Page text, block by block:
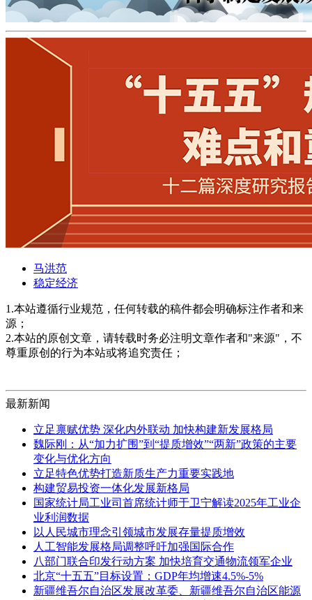
马洪范
稳定经济
1.本站遵循行业规范，任何转载的稿件都会明确标注作者和来
源；
2.本站的原创文章，请转载时务必注明文章作者和"来源"，不
尊重原创的行为本站或将追究责任；
最新新闻
立足禀赋优势 深化内外联动 加快构建新发展格局
魏际刚：从“加力扩围”到“提质增效”“两新”政策的主要
变化与优化方向
立足特色优势打造新质生产力重要实践地
构建贸易投资一体化发展新格局
国家统计局工业司首席统计师于卫宁解读2025年工业企
业利润数据
以人民城市理念引领城市发展存量提质增效
人工智能发展格局调整呼吁加强国际合作
八部门联合印发行动方案 加快培育交通物流领军企业
北京“十五五”目标设置：GDP年均增速4.5%-5%
新疆维吾尔自治区发展改革委、新疆维吾尔自治区能源